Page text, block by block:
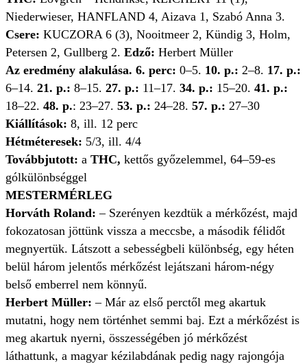
Niederwieser, HANFLAND 4, Aizava 1, Szabó Anna 3.
Csere: KUCZORA 6 (3), Nooitmeer 2, Kündig 3, Holm,
Petersen 2, Gullberg 2. Edző: Herbert Müller
Az eredmény alakulása. 6. perc: 0–5. 10. p.: 2–8. 17. p.:
6–14. 21. p.: 8–15. 27. p.: 11–17. 34. p.: 15–20. 41. p.:
18–22. 48. p.: 23–27. 53. p.: 24–28. 57. p.: 27–30
Kiállítások: 8, ill. 12 perc
Hétméteresek: 5/3, ill. 4/4
Továbbjutott: a THC, kettős győzelemmel, 64–59-es
gólkülönbséggel
MESTERMÉRLEG
Horváth Roland: – Szerényen kezdtük a mérkőzést, majd
fokozatosan jöttünk vissza a meccsbe, a második félidőt
megnyertük. Látszott a sebességbeli különbség, egy héten
belül három jelentős mérkőzést lejátszani három-négy
belső emberrel nem könnyű.
Herbert Müller: – Már az első perctől meg akartuk
mutatni, hogy nem történhet semmi baj. Ezt a mérkőzést is
meg akartuk nyerni, összességében jó mérkőzést
láthattunk, a magyar kézilabdának pedig nagy rajongója